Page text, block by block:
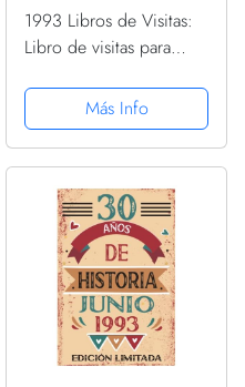
1993 Libros de Visitas:
Libro de visitas para
de estilo retro para que
la familia y los amigos
inserten saludos y
Más Info